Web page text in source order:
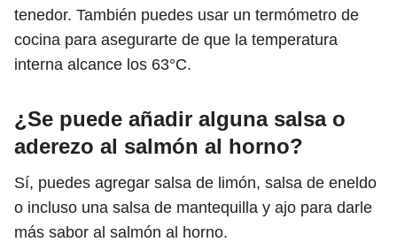
tenedor. También puedes usar un termómetro de
cocina para asegurarte de que la temperatura
interna alcance los 63°C.
¿Se puede añadir alguna salsa o
aderezo al salmón al horno?
Sí, puedes agregar salsa de limón, salsa de eneldo
o incluso una salsa de mantequilla y ajo para darle
más sabor al salmón al horno.